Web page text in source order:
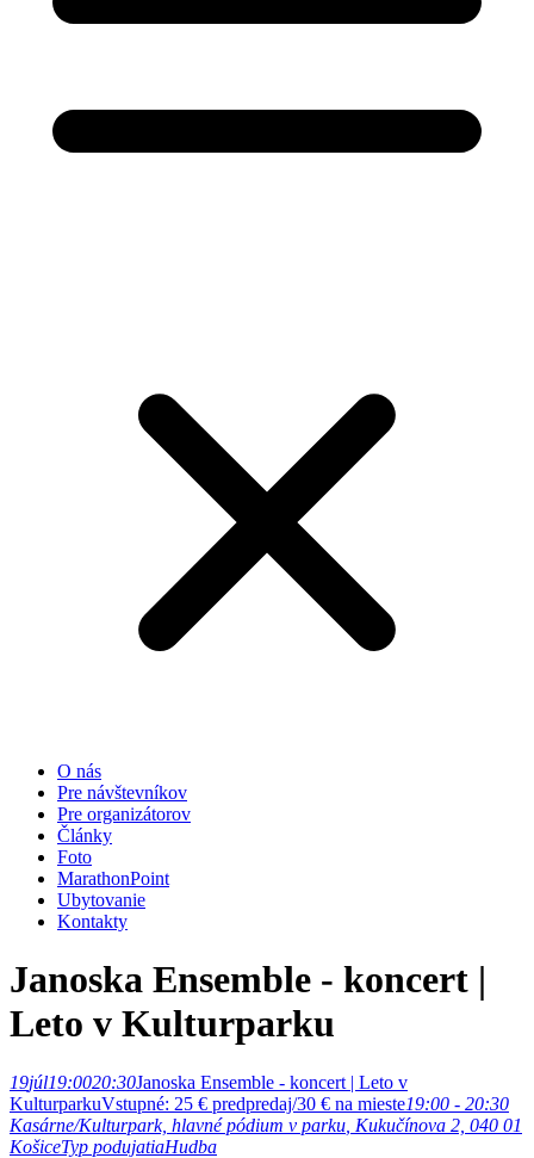
O nás
Pre návštevníkov
Pre organizátorov
Články
Foto
MarathonPoint
Ubytovanie
Kontakty
Janoska Ensemble - koncert |
Leto v Kulturparku
19júl19:0020:30Janoska Ensemble - koncert | Leto v
KulturparkuVstupné: 25 € predpredaj/30 € na mieste19:00 - 20:30
Kasárne/Kulturpark, hlavné pódium v parku , Kukučínova 2, 040 01
KošiceTyp podujatiaHudba